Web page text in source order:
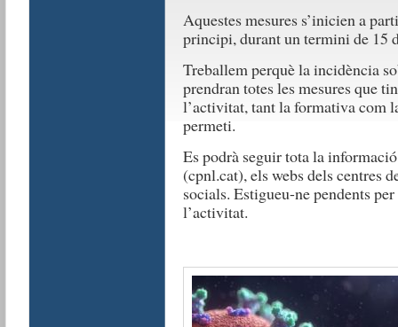
Aquestes mesures s’inicien a
principi, durant un termini de 15
Treballem perquè la incidència
prendran totes les mesures que
l’activitat, tant la formativa com
permeti.
Es podrà seguir tota la
(cpnl.cat), els webs dels centres
socials. Estigueu-ne pendents
l’activitat.